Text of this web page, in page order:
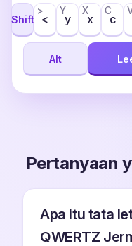
Shift <
>
y
Y
x
X
c
C
Alt
Pertanyaan
Apa itu tata
QWERTZ